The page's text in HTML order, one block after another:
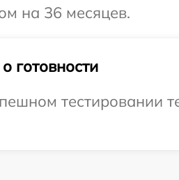
на 36 месяцев.
готовности
тестировании